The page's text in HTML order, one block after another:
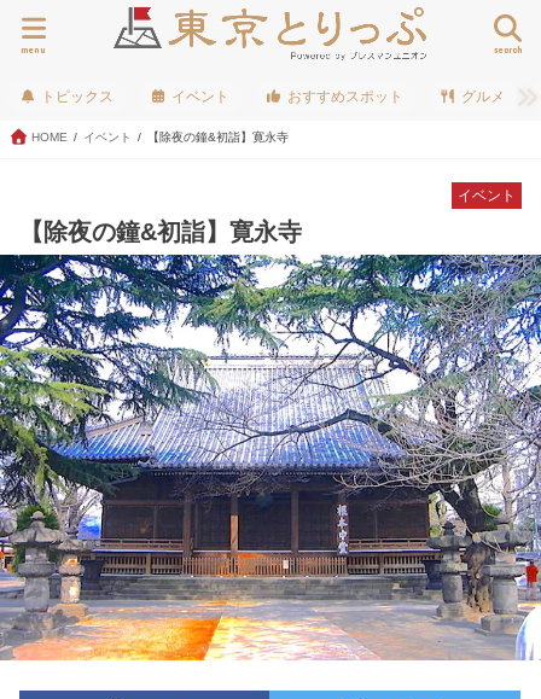
search
menu
トピックス イベント おすすめスポット グルメ
HOME イベント 【除夜の鐘&初詣】寛永寺
イベント
【除夜の鐘&初詣】寛永寺